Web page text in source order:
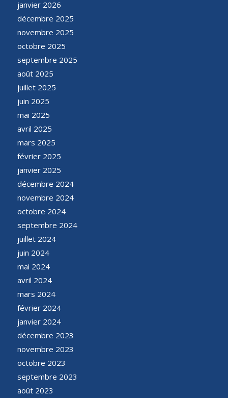
janvier 2026
décembre 2025
novembre 2025
octobre 2025
septembre 2025
août 2025
juillet 2025
juin 2025
mai 2025
avril 2025
mars 2025
février 2025
janvier 2025
décembre 2024
novembre 2024
octobre 2024
septembre 2024
juillet 2024
juin 2024
mai 2024
avril 2024
mars 2024
février 2024
janvier 2024
décembre 2023
novembre 2023
octobre 2023
septembre 2023
août 2023